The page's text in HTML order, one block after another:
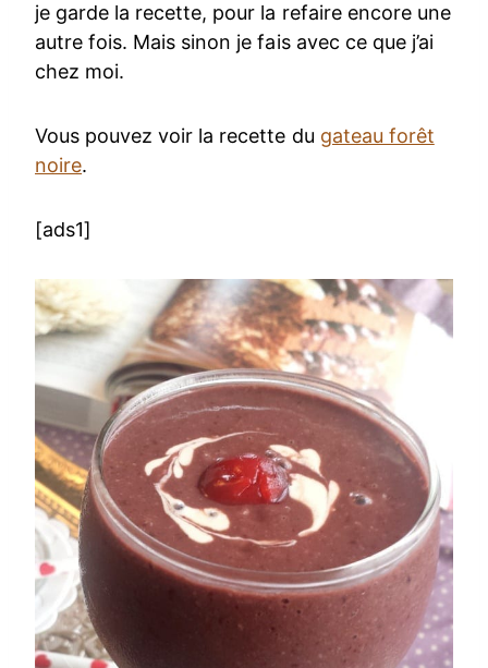
je garde la recette, pour la refaire encore une
autre fois. Mais sinon je fais avec ce que j’ai
chez moi.
Vous pouvez voir la recette du gateau forêt
noire.
[ads1]